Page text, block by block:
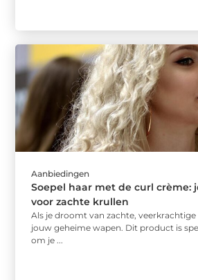
Aanbiedingen
Soepel haar met de curl crème:
voor zachte krullen
Als je droomt van zachte,
jouw geheime wapen. Dit product is
om je ...